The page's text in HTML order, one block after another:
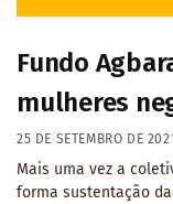
Fundo
mulheres
25 DE SETEMBRO DE
Mais uma vez a
forma sustentação